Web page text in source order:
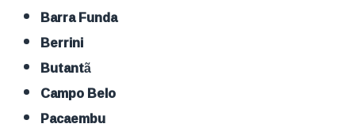
Barra Funda
Berrini
Butantã
Campo Belo
Pacaembu